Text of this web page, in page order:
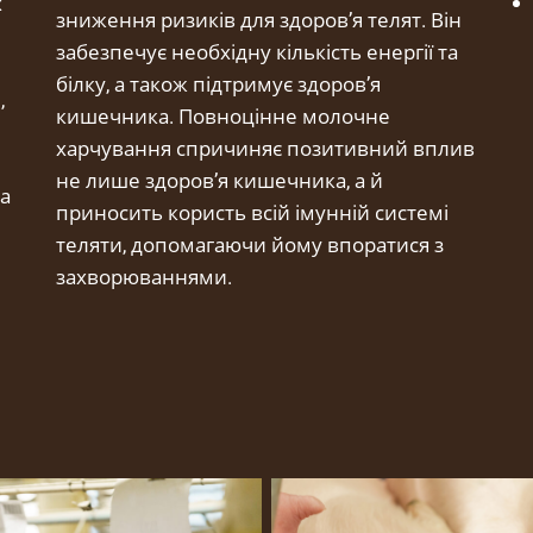
зниження ризиків для здоров’я телят. Він
забезпечує необхідну кількість енергії та
білку, а також підтримує здоров’я
кишечника. Повноцінне молочне
харчування спричиняє позитивний вплив
не лише здоров’я кишечника, а й
приносить користь всій імунній системі
теляти, допомагаючи йому впоратися з
захворюваннями.